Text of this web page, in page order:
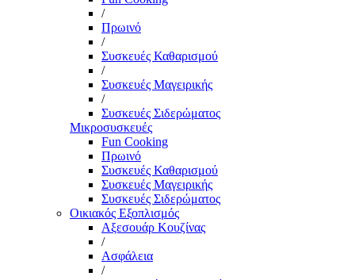
/
Πρωινό
/
Συσκευές Καθαρισμού
/
Συσκευές Μαγειρικής
/
Συσκευές Σιδερώματος
Μικροσυσκευές
Fun Cooking
Πρωινό
Συσκευές Καθαρισμού
Συσκευές Μαγειρικής
Συσκευές Σιδερώματος
Οικιακός Εξοπλισμός
Αξεσουάρ Κουζίνας
/
Ασφάλεια
/